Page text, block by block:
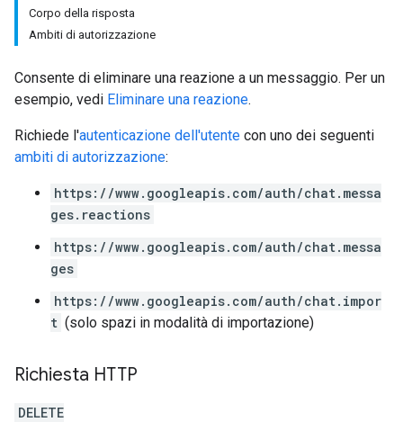
Corpo della risposta
Ambiti di autorizzazione
Consente di eliminare una reazione a un messaggio. Per un
esempio, vedi Eliminare una reazione.
Richiede l'autenticazione dell'utente con uno dei seguenti
ambiti di autorizzazione:
https://www.googleapis.com/auth/chat.messa
ges.reactions
https://www.googleapis.com/auth/chat.messa
ges
https://www.googleapis.com/auth/chat.impor
t (solo spazi in modalità di importazione)
Richiesta HTTP
DELETE